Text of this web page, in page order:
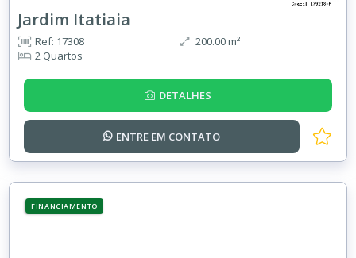
Jardim Itatiaia
Ref: 17308
2 Quartos
200.00 m²
DETALHES
ENTRE EM CONTATO
FINANCIAMENTO